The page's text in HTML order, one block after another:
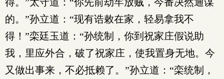
的。”孙立道：“现有诰敕在家，轻易拿我不
得！”栾廷玉道：“孙统制，你到祝家庄假说助
我，里应外合，破了祝家庄，使我置身无地。今
又做出事来，不必抵赖了。”孙立道：“栾统制，